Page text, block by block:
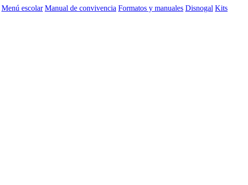
Menú escolar Manual de convivencia Formatos y manuales Disnogal Kits